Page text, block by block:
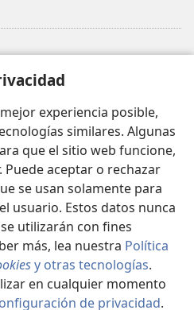
experiencia posible,
similares. Algunas
que el sitio web funcione,
Puede aceptar o rechazar
se usan solamente para
usuario. Estos datos nunca
utilizarán con fines
más, lea nuestra Política
y otras tecnologías.
en cualquier momento
de privacidad.
and Tract Society of Pennsylvania.
POLÍTICA DE PRIVACIDAD
|